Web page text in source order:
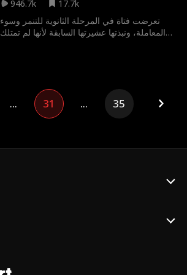
زفافه.
946.7k
17.7k
تعرضت فتاة في المرحلة الثانوية للتنمر وسوء
المعاملة، ونبذتها عشيرتها السابقة لأنها لم تمتلك
... 31 ... 35